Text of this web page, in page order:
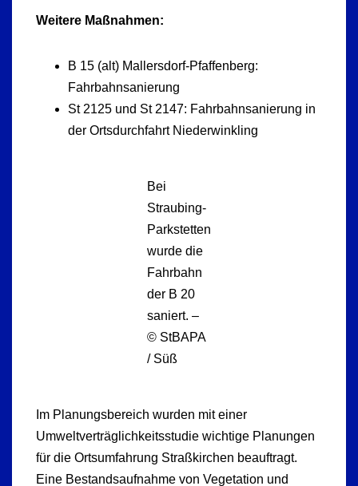
Weitere Maßnahmen:
B 15 (alt) Mallersdorf-Pfaffenberg:
Fahrbahnsanierung
St 2125 und St 2147: Fahrbahnsanierung in
der Ortsdurchfahrt Niederwinkling
Bei
Straubing-
Parkstetten
wurde die
Fahrbahn
der B 20
saniert. –
© StBAPA
/ Süß
Im Planungsbereich wurden mit einer
Umweltverträglichkeitsstudie wichtige Planungen
für die Ortsumfahrung Straßkirchen beauftragt.
Eine Bestandsaufnahme von Vegetation und